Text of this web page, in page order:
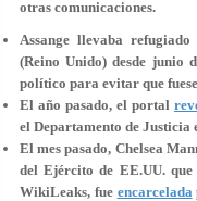
otras comunicaciones.
Assange llevaba
(Reino Unido) desde junio
político para evitar que
El año pasado, el portal
el Departamento de Justicia
El mes pasado, Chelsea
del Ejército de EE.UU. que
WikiLeaks, fue encarcelada